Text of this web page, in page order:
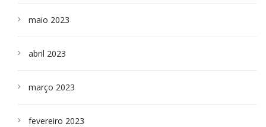
maio 2023
abril 2023
março 2023
fevereiro 2023